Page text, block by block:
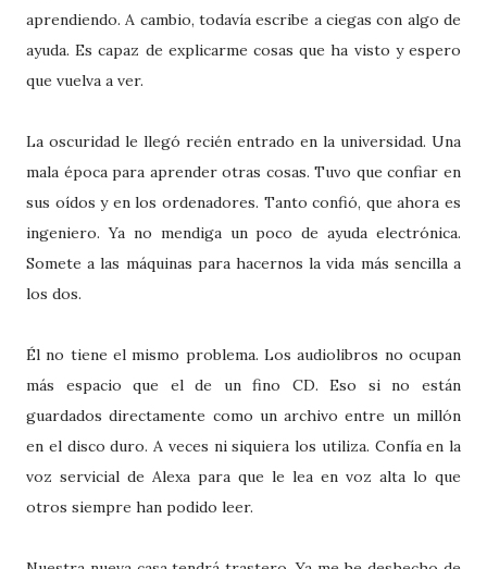
aprendiendo. A cambio, todavía escribe a ciegas con algo de
ayuda. Es capaz de explicarme cosas que ha visto y espero
que vuelva a ver.
La oscuridad le llegó recién entrado en la universidad. Una
mala época para aprender otras cosas. Tuvo que confiar en
sus oídos y en los ordenadores. Tanto confió, que ahora es
ingeniero. Ya no mendiga un poco de ayuda electrónica.
Somete a las máquinas para hacernos la vida más sencilla a
los dos.
Él no tiene el mismo problema. Los audiolibros no ocupan
más espacio que el de un fino CD. Eso si no están
guardados directamente como un archivo entre un millón
en el disco duro. A veces ni siquiera los utiliza. Confía en la
voz servicial de Alexa para que le lea en voz alta lo que
otros siempre han podido leer.